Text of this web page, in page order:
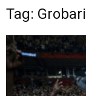
Tag: Grobari